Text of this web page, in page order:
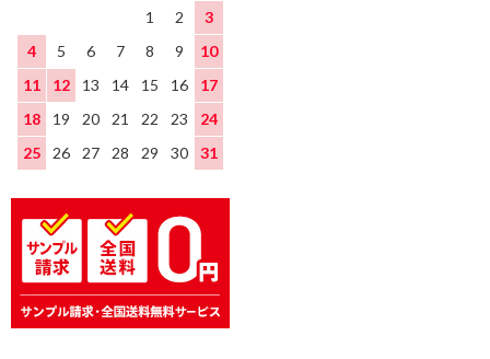
1
2
3
4
5 6 7 8 9
10
11
12 13 14 15 16
17
18
19 20 21 22 23
24
25
26 27 28 29 30 31